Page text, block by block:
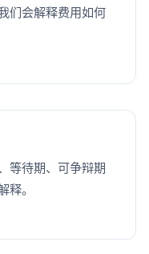
们会解释费用如何
等待期、可争辩期
释。